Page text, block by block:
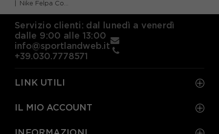
Nike Felpa Con Cappuccio Logo Nero Bambina
Servizio clienti: dal lunedì a venerdì
dalle 9:00 alle 13:00
info@sportlandweb.it
+39.030.7778571
LINK UTILI
IL MIO ACCOUNT